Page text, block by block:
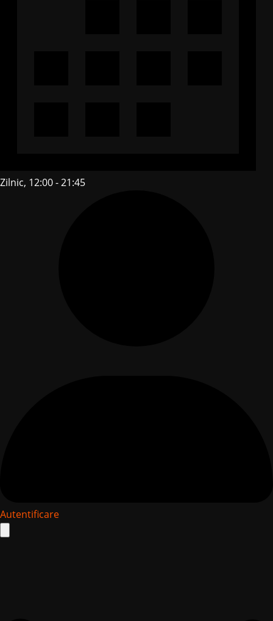
Zilnic, 12:00 - 21:45
Autentificare